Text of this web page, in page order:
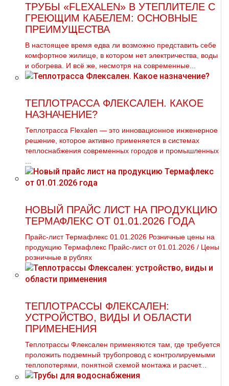
ТРУБЫ «FLEXALEN» В УТЕПЛИТЕЛЕ С
ГРЕЮЩИМ КАБЕЛЕМ: ОСНОВНЫЕ
ПРЕИМУЩЕСТВА
В настоящее время едва ли возможно представить себе
комфортное жилище, в котором нет электричества, воды
и обогрева. И всё же, несмотря на современные...
ТЕПЛОТРАССА ФЛЕКСАЛЕН. КАКОЕ
НАЗНАЧЕНИЕ?
Теплотрасса Flexalen — это инновационное инженерное
решение, которое активно применяется в системах
теплоснабжения современных городов и промышленных
НОВЫЙ ПРАЙС ЛИСТ НА ПРОДУКЦИЮ
ТЕРМАФЛЕКС ОТ 01.01.2026 ГОДА
Прайс-лист Термафлекс 01.01.2026 Розничные цены на
продукцию Термафлекс Прайс-лист от 01.01.2026 / Цены
розничные в рублях
ТЕПЛОТРАССЫ ФЛЕКСАЛЕН:
УСТРОЙСТВО, ВИДЫ И ОБЛАСТИ
ПРИМЕНЕНИЯ
Теплотрассы Флексален применяются там, где требуется
проложить подземный трубопровод с контролируемыми
теплопотерями, понятной схемой монтажа и расчет...